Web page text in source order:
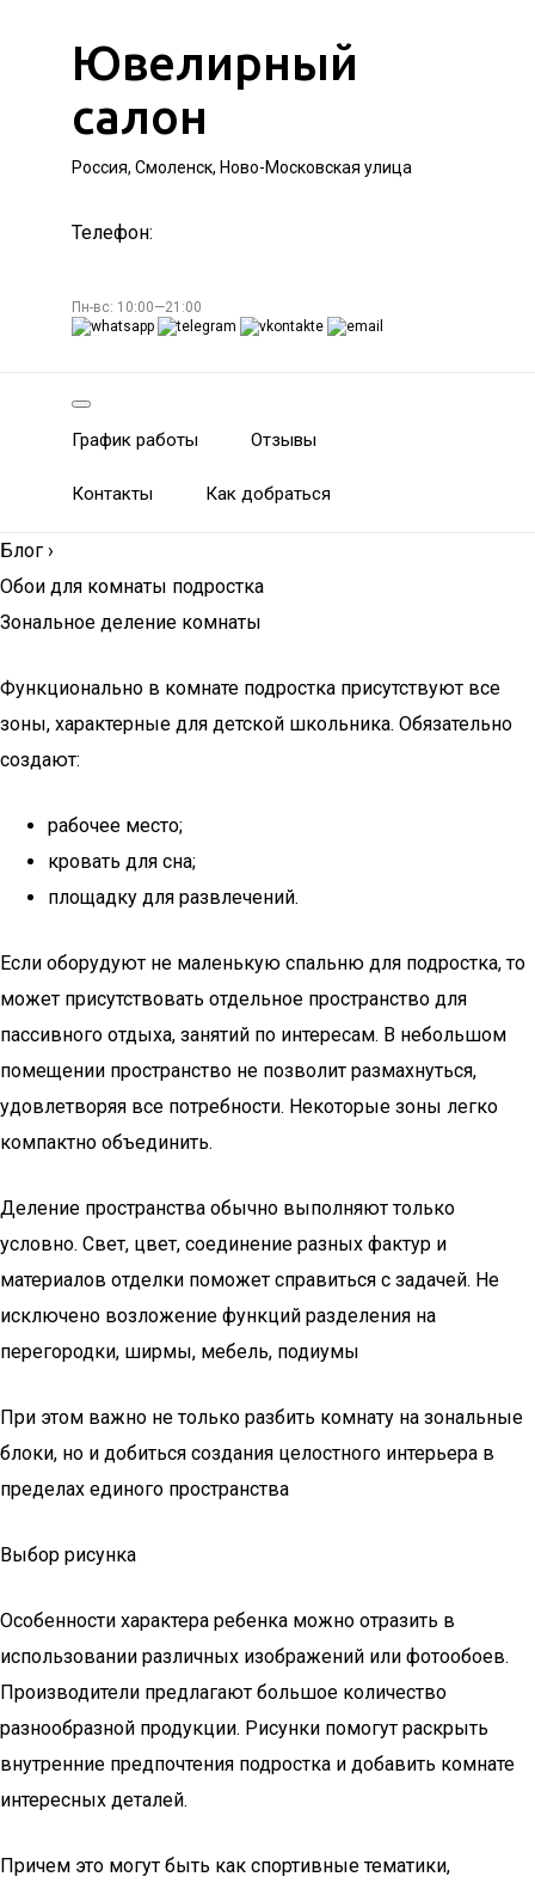
Ювелирный
салон
Россия, Смоленск, Ново-Московская улица
Телефон:
Пн-вс: 10:00—21:00
График работы Отзывы
Контакты Как добраться
Блог ›
Обои для комнаты подростка
Зональное деление комнаты
Функционально в комнате подростка присутствуют все
зоны, характерные для детской школьника. Обязательно
создают:
рабочее место;
кровать для сна;
площадку для развлечений.
Если оборудуют не маленькую спальню для подростка, то
может присутствовать отдельное пространство для
пассивного отдыха, занятий по интересам. В небольшом
помещении пространство не позволит размахнуться,
удовлетворяя все потребности. Некоторые зоны легко
компактно объединить.
Деление пространства обычно выполняют только
условно. Свет, цвет, соединение разных фактур и
материалов отделки поможет справиться с задачей. Не
исключено возложение функций разделения на
перегородки, ширмы, мебель, подиумы
При этом важно не только разбить комнату на зональные
блоки, но и добиться создания целостного интерьера в
пределах единого пространства
Выбор рисунка
Особенности характера ребенка можно отразить в
использовании различных изображений или фотообоев.
Производители предлагают большое количество
разнообразной продукции. Рисунки помогут раскрыть
внутренние предпочтения подростка и добавить комнате
интересных деталей.
Причем это могут быть как спортивные тематики,